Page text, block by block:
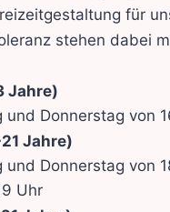
für
stehen dabei
Jahre)
und Donnerstag von
Jahre)
und Donnerstag von
Uhr